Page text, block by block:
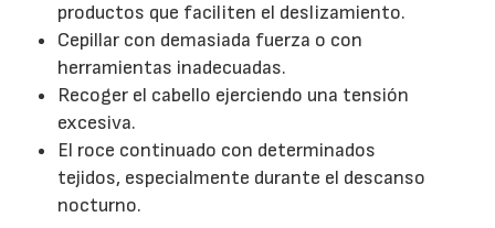
productos que faciliten el deslizamiento.
Cepillar con demasiada fuerza o con
herramientas inadecuadas.
Recoger el cabello ejerciendo una tensión
excesiva.
El roce continuado con determinados
tejidos, especialmente durante el descanso
nocturno.